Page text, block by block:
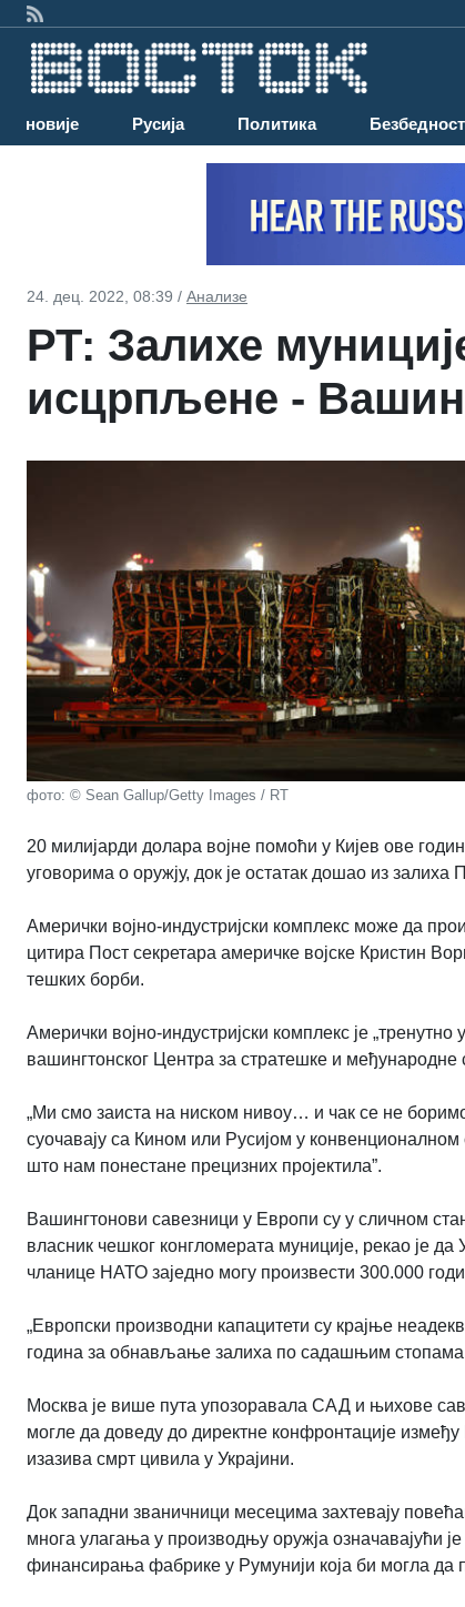
Најновије Русија Политика Безбедност
24. дец. 2022, 08:39 / Анализе
РТ: Залихе
исцрпљене -
фото: © Sean Gallup/Getty Images / RT
20 милијарди долара војне помоћи у Кијев ове
уговорима о оружју, док је остатак дошао из залиха
Амерички војно-индустријски комплекс може да
цитира Пост секретара америчке војске Кристин
тешких борби.
Амерички војно-индустријски комплекс је
вашингтонског Центра за стратешке и
„Ми смо заиста на ниском нивоу… и чак се не
суочавају са Кином или Русијом у
што нам понестане прецизних пројектила”.
Вашингтонови савезници у Европи су у сличном
власник чешког конгломерата муниције, рекао је
чланице НАТО заједно могу произвести 300.000
„Европски производни капацитети су крајње
година за обнављање залиха по садашњим стопама
Москва је више пута упозоравала САД и њихове
могле да доведу до директне конфронтације
изазива смрт цивила у Украјини.
Док западни званичници месецима захтевају
многа улагања у производњу оружја означавајући
финансирања фабрике у Румунији која би могла да